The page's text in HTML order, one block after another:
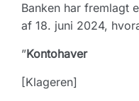
Banken har fremlagt
af 18. juni 2024,
”Kontohaver
[Klageren]